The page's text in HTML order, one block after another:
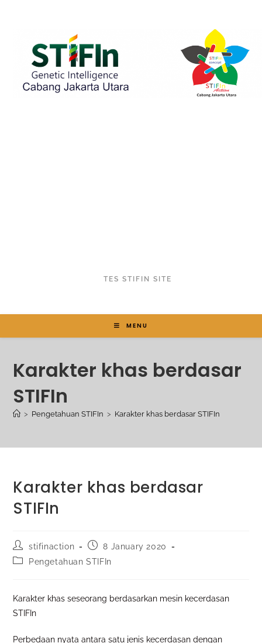
TES STIFIN SITE
MENU
Karakter khas berdasar
STIFIn
> Pengetahuan STIFIn > Karakter khas berdasar STIFIn
Karakter khas berdasar
STIFIn
stifinaction
8 January 2020
Pengetahuan STIFIn
Karakter khas seseorang berdasarkan mesin kecerdasan
STIFIn
Perbedaan nyata antara satu jenis kecerdasan dengan